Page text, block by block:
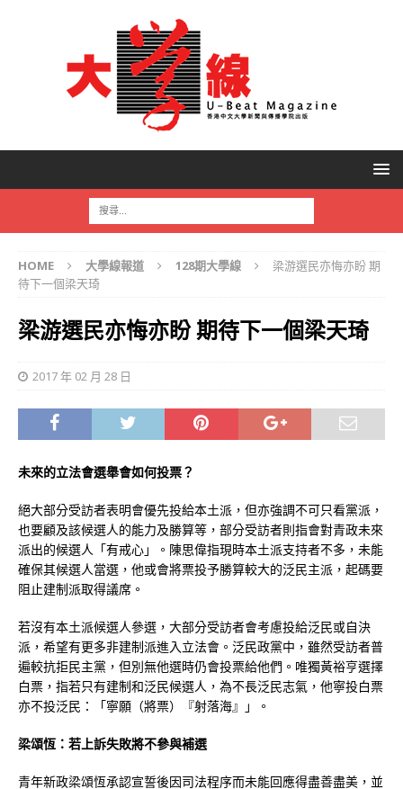
HOME 大學線報道 128期大學線
梁游選民亦悔亦盼 期
待下一個梁天琦
梁游選民亦悔亦盼 期待下一個梁天琦
2017 年 02 月 28 日
未來的立法會選舉會如何投票？
絕大部分受訪者表明會優先投給本土派，但亦強調不可只看黨派，
也要顧及該候選人的能力及勝算等，部分受訪者則指會對青政未來
派出的候選人「有戒心」。陳思偉指現時本土派支持者不多，未能
確保其候選人當選，他或會將票投予勝算較大的泛民主派，起碼要
阻止建制派取得議席。
若沒有本土派候選人參選，大部分受訪者會考慮投給泛民或自決
派，希望有更多非建制派進入立法會。泛民政黨中，雖然受訪者普
遍較抗拒民主黨，但別無他選時仍會投票給他們。唯獨黃裕亨選擇
白票，指若只有建制和泛民候選人，為不長泛民志氣，他寧投白票
亦不投泛民：「寧願（將票）『射落海』」。
梁頌恆：若上訴失敗將不參與補選
青年新政梁頌恆承認宣誓後因司法程序而未能回應得盡善盡美，並